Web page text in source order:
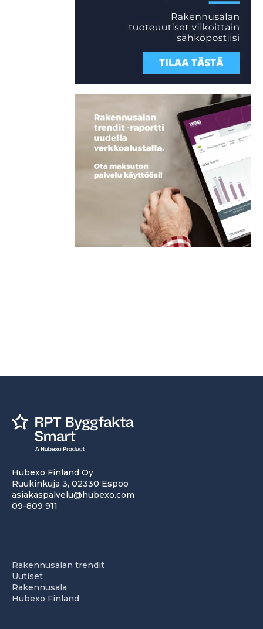
Hubexo Finland Oy
Ruukinkuja 3, 02330 Espoo
asiakaspalvelu@hubexo.com
09-809 911
Rakennusalan trendit
Uutiset
Rakennusala
Hubexo Finland